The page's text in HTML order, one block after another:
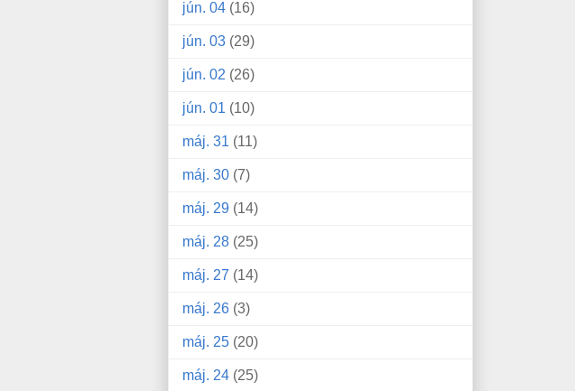
jún. 04 (16)
jún. 03 (29)
jún. 02 (26)
jún. 01 (10)
máj. 31 (11)
máj. 30 (7)
máj. 29 (14)
máj. 28 (25)
máj. 27 (14)
máj. 26 (3)
máj. 25 (20)
máj. 24 (25)